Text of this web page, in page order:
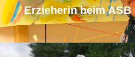
Erzieherin beim ASB